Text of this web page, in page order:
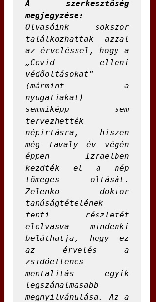
A szerkesztőség
megjegyzése:
Olvasóink sokszor
találkozhattak azzal
az érveléssel, hogy a
„Covid elleni
védőoltásokat”
(mármint a
nyugatiakat)
semmiképp sem
tervezhették
népirtásra, hiszen
még tavaly év végén
éppen Izraelben
kezdték el a nép
tömeges oltását.
Zelenko doktor
tanúságtételének
fenti részletét
elolvasva mindenki
beláthatja, hogy ez
az érvelés a
zsidóellenes
mentalitás egyik
legszánalmasabb
megnyilvánulása. Az a